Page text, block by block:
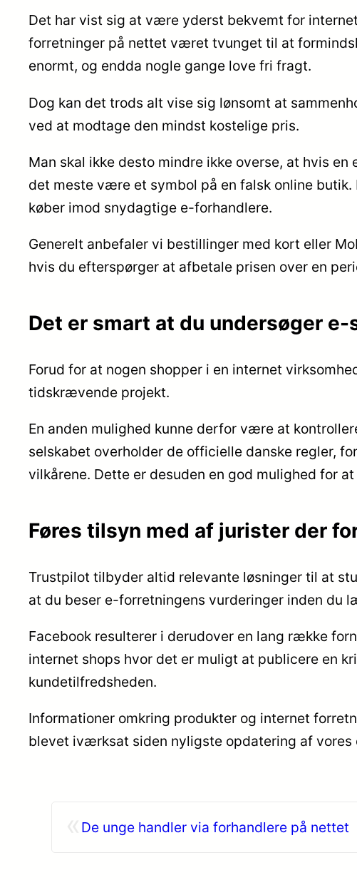
Det har vist sig at være yderst bekvemt for
forretninger på nettet været tvunget til at
enormt, og endda nogle gange love fri fragt.
Dog kan det trods alt vise sig lønsomt at
ved at modtage den mindst kostelige pris.
Man skal ikke desto mindre ikke overse, at hvis
det meste være et symbol på en falsk online
køber imod snydagtige e-forhandlere.
Generelt anbefaler vi bestillinger med kort eller
hvis du efterspørger at afbetale prisen over en
Det er smart at du undersøger
Forud for at nogen shopper i en internet
tidskrævende projekt.
En anden mulighed kunne derfor være at
selskabet overholder de officielle danske regler,
vilkårene. Dette er desuden en god mulighed for
Føres tilsyn med af jurister der
Trustpilot tilbyder altid relevante løsninger til at
at du beser e-forretningens vurderinger inden du
Facebook resulterer i derudover en lang række
internet shops hvor det er muligt at publicere en
kundetilfredsheden.
Informationer omkring produkter og internet
blevet iværksat siden nyligste opdatering af vores
De unge handler via forhandlere på nettet